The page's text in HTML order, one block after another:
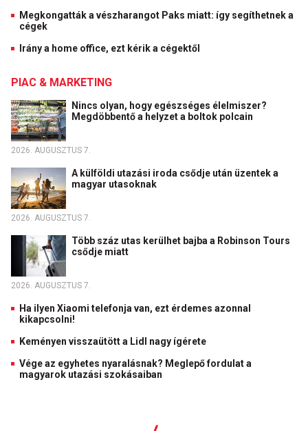
Megkongatták a vészharangot Paks miatt: így segíthetnek a
cégek
Irány a home office, ezt kérik a cégektől
PIAC & MARKETING
Nincs olyan, hogy egészséges élelmiszer?
Megdöbbentő a helyzet a boltok polcain
2026. AUGUSZTUS 7.
A külföldi utazási iroda csődje után üzentek a
magyar utasoknak
2026. AUGUSZTUS 7.
Több száz utas kerülhet bajba a Robinson Tours
csődje miatt
2026. AUGUSZTUS 7.
Ha ilyen Xiaomi telefonja van, ezt érdemes azonnal
kikapcsolni!
Keményen visszaütött a Lidl nagy ígérete
Vége az egyhetes nyaralásnak? Meglepő fordulat a
magyarok utazási szokásaiban